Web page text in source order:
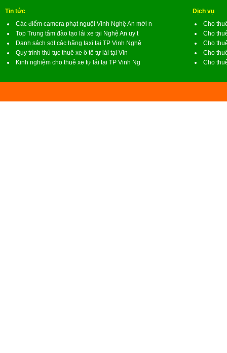
Tin tức
Các điểm camera phạt nguội Vinh Nghệ An mới n
Top Trung tâm đào tạo lái xe tại Nghệ An uy t
Danh sách sdt các hãng taxi tại TP Vinh Nghệ
Quy trình thủ tục thuê xe ô tô tự lái tại Vin
Kinh nghiệm cho thuê xe tự lái tại TP Vinh Ng
Dịch vụ
Cho
Cho
Cho
Cho
Cho